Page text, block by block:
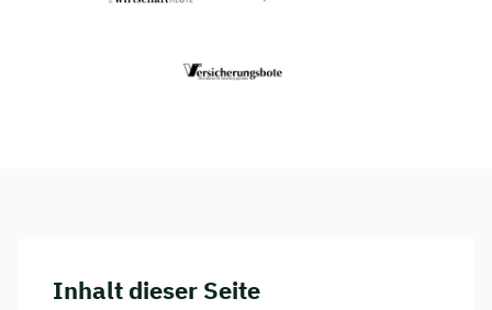
Inhalt dieser Seite